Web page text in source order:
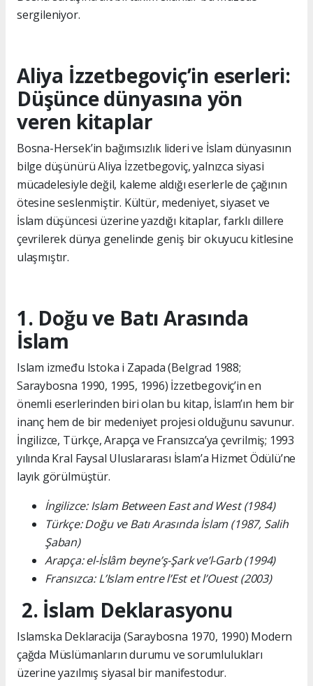
sergileniyor.
Aliya İzzetbegoviç’in eserleri:
Düşünce dünyasına yön
veren kitaplar
Bosna-Hersek’in bağımsızlık lideri ve İslam dünyasının
bilge düşünürü Aliya İzzetbegoviç, yalnızca siyasi
mücadelesiyle değil, kaleme aldığı eserlerle de çağının
ötesine seslenmiştir. Kültür, medeniyet, siyaset ve
İslam düşüncesi üzerine yazdığı kitaplar, farklı dillere
çevrilerek dünya genelinde geniş bir okuyucu kitlesine
ulaşmıştır.
1. Doğu ve Batı Arasında
İslam
Islam između Istoka i Zapada (Belgrad 1988;
Saraybosna 1990, 1995, 1996) İzzetbegoviç’in en
önemli eserlerinden biri olan bu kitap, İslam’ın hem bir
inanç hem de bir medeniyet projesi olduğunu savunur.
İngilizce, Türkçe, Arapça ve Fransızca’ya çevrilmiş; 1993
yılında Kral Faysal Uluslararası İslam’a Hizmet Ödülü’ne
layık görülmüştür.
İngilizce: Islam Between East and West (1984)
Türkçe: Doğu ve Batı Arasında İslam (1987, Salih
Şaban)
Arapça: el-İslâm beyne’ş-Şark ve’l-Garb (1994)
Fransızca: L’Islam entre l’Est et l’Ouest (2003)
2. İslam Deklarasyonu
Islamska Deklaracija (Saraybosna 1970, 1990) Modern
çağda Müslümanların durumu ve sorumlulukları
üzerine yazılmış siyasal bir manifestodur.